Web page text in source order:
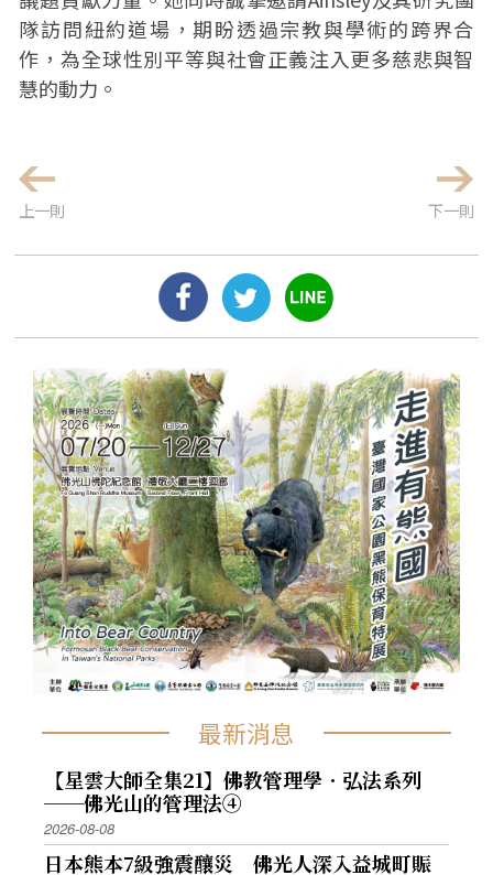
隊訪問紐約道場，期盼透過宗教與學術的跨界合
作，為全球性別平等與社會正義注入更多慈悲與智
慧的動力。
上一則 下一則
最新消息
【星雲大師全集21】佛教管理學．弘法系列
──佛光山的管理法④
2026-08-08
日本熊本7級強震釀災 佛光人深入益城町賑